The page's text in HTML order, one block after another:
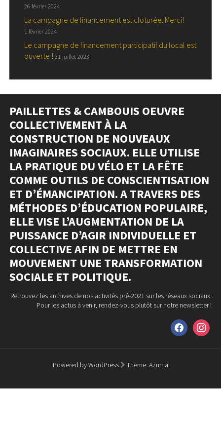
26 février 2024
La campagne de financement est cloturée. Merci!
1 février 2024
Le campagne de financement participatif du local est
ouverte ! 31 juillet 2023
PAILLETTES & CAMBOUIS OEUVRE
COLLECTIVEMENT À LA
CONSTRUCTION DE NOUVEAUX
IMAGINAIRES SOCIAUX. ELLE UTILISE
LA PRATIQUE DU VÉLO ET LA FÊTE
COMME OUTILS DE CONSCIENTISATION
ET D’ÉMANCIPATION. A TRAVERS DES
MÉTHODES D’ÉDUCATION POPULAIRE,
ELLE VISE L’AUGMENTATION DE LA
PUISSANCE D’AGIR INDIVIDUELLE ET
COLLECTIVE AFIN DE METTRE EN
MOUVEMENT UNE TRANSFORMATION
SOCIALE ET POLITIQUE.
Retrouvez les archives de nos activités pré-2021 sur les réseaux sociaux.
Pour les actus à venir, rendez-vous plutôt sur notre newsletter !
facebookinstagram
Powered by WordPress Theme: Azuma